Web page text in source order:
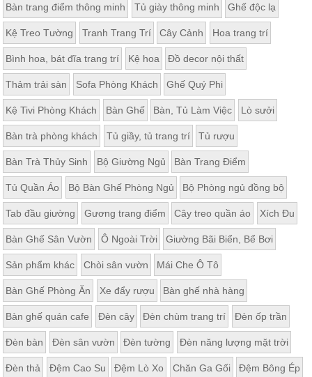
Bàn trang điểm thông minh Tủ giày thông minh Ghế độc lạ
Kệ Treo Tường Tranh Trang Trí Cây Cảnh Hoa trang trí
Bình hoa, bát đĩa trang trí Kệ hoa Đồ decor nội thất
Thảm trải sàn Sofa Phòng Khách Ghế Quý Phi
Kệ Tivi Phòng Khách Bàn Ghế Bàn, Tủ Làm Việc Lò sưởi
Bàn trà phòng khách Tủ giầy, tủ trang trí Tủ rượu
Bàn Trà Thủy Sinh Bộ Giường Ngủ Bàn Trang Điểm
Tủ Quần Áo Bộ Bàn Ghế Phòng Ngủ Bộ Phòng ngủ đồng bộ
Tab đầu giường Gương trang điểm Cây treo quần áo Xích Đu
Bàn Ghế Sân Vườn Ô Ngoài Trời Giường Bãi Biển, Bể Bơi
Sản phẩm khác Chòi sân vườn Mái Che Ô Tô
Bàn Ghế Phòng Ăn Xe đẩy rượu Bàn ghế nhà hàng
Bàn ghế quán cafe Đèn cây Đèn chùm trang trí Đèn ốp trần
Đèn bàn Đèn sân vườn Đèn tường Đèn năng lượng mặt trời
Đèn thả Đệm Cao Su Đệm Lò Xo Chăn Ga Gối Đệm Bông Ép